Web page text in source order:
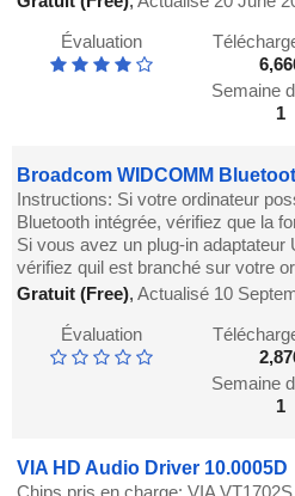
Évaluation
Semaine
1
Broadcom WIDCOMM
Instructions: Si votre ordinateur
Bluetooth intégrée, vérifiez que la
Si vous avez un plug-in adaptateur
vérifiez quil est branché sur votre
Gratuit (Free),Actualisé 10
Évaluation
Semaine
1
VIA HD Audio Driver 10.0005D